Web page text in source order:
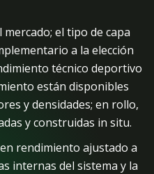
el tipo de capa
a la elección
técnico deportivo
están disponibles
y densidades; en rollo,
y construidas in situ.
rendimiento ajustado a
internas del sistema y la